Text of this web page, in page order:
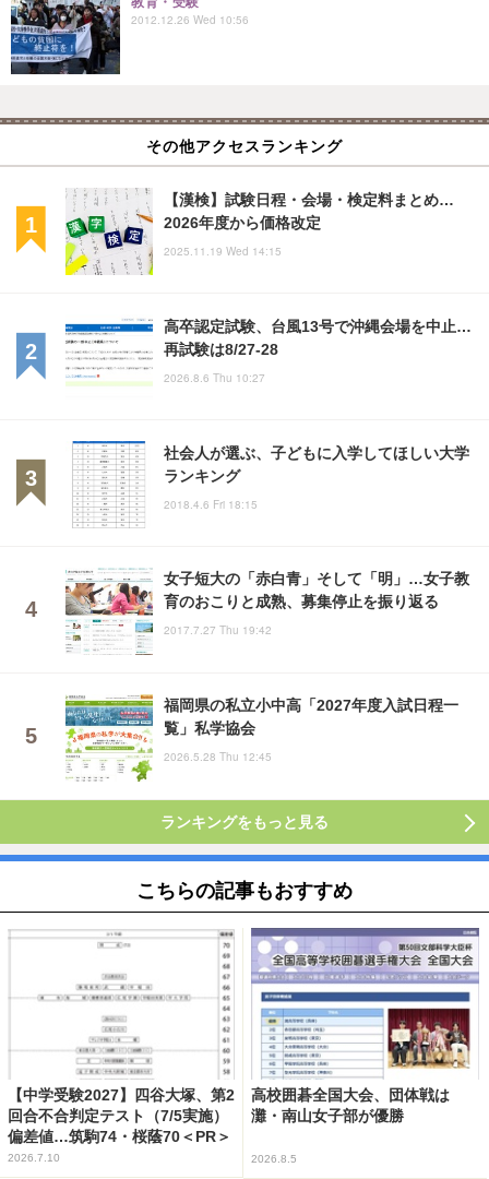
2012.12.26 Wed 10:56
その他アクセスランキング
【漢検】試験日程・会場・検定料まとめ…
2026年度から価格改定
2025.11.19 Wed 14:15
高卒認定試験、台風13号で沖縄会場を中止…
再試験は8/27-28
2026.8.6 Thu 10:27
社会人が選ぶ、子どもに入学してほしい大学
ランキング
2018.4.6 Fri 18:15
女子短大の「赤白青」そして「明」…女子教
育のおこりと成熟、募集停止を振り返る
2017.7.27 Thu 19:42
福岡県の私立小中高「2027年度入試日程一
覧」私学協会
2026.5.28 Thu 12:45
ランキングをもっと見る
こちらの記事もおすすめ
【中学受験2027】四谷大塚、第2
回合不合判定テスト（7/5実施）
偏差値…筑駒74・桜蔭70＜PR＞
2026.7.10
高校囲碁全国大会、団体戦は
灘・南山女子部が優勝
2026.8.5